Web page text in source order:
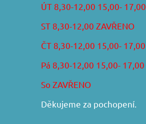
ÚT 8,30-12,00 15,00- 17,00
ST 8,30-12,00 ZAVŘENO
ČT 8,30-12,00 15,00- 17,00
Pá 8,30-12,00 15,00- 17,00
So ZAVŘENO
Děkujeme za pochopení.